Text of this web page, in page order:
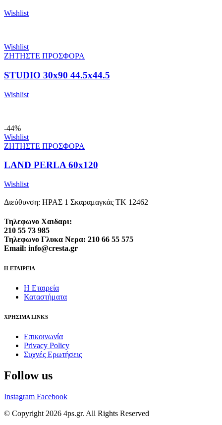
Wishlist
Wishlist
ΖΗΤΗΣΤΕ ΠΡΟΣΦΟΡΑ
STUDIO 30x90 44.5x44.5
Wishlist
-44%
Wishlist
ΖΗΤΗΣΤΕ ΠΡΟΣΦΟΡΑ
LAND PERLA 60x120
Wishlist
Διεύθυνση: ΗΡΑΣ 1 Σκαραμαγκάς ΤΚ 12462
Τηλεφωνο Χαιδαρι:
210 55 73 985
Τηλεφωνο Γλυκα Νερα: 210 66 55 575
Email: info@cresta.gr
Η ΕΤΑΙΡΕΙΑ
Η Εταιρεία
Καταστήματα
ΧΡΗΣΙΜΑ LINKS
Επικοινωνία
Privacy Policy
Συχνές Ερωτήσεις
Follow us
Instagram Facebook
© Copyright 2026 4ps.gr. All Rights Reserved